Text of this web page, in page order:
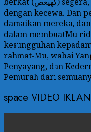
dengan kecewa. Dan
damaikan mereka,
dalam membuatMu
kesungguhan
rahmat-Mu, wahai
Penyayang, dan
Pemurah dari
space VIDEO IKLAN